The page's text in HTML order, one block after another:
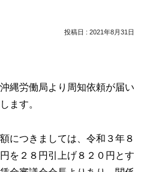
2021年8月31日
縄労働局より周知依頼が届い
ます。
につきましては、令和３年８
を２８円引上げ８２０円とす